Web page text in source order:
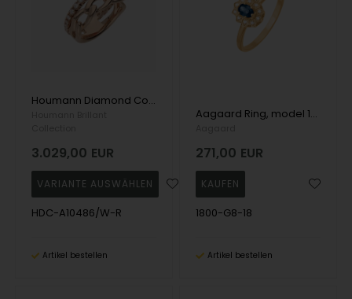
Houmann Diamond Collection Legami Ring, mitt Total 0,45 ct
3.029,00 EUR
HDC-A10486/W-R
Artikel bestellen
Aagaard Ring, model 1800-G8-18
271,00 EUR
1800-G8-18
Artikel bestellen